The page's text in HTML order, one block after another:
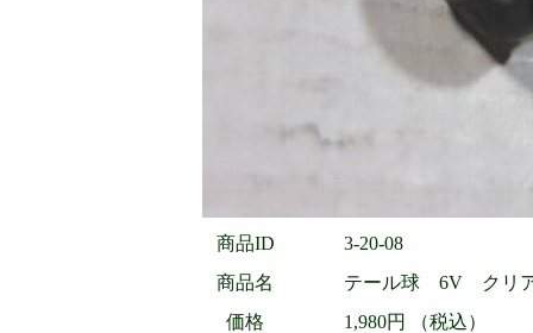
商品ID
3-20-08
商品名
テール球 6V クリ
価格
1,980円 （税込）